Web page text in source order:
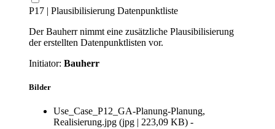
P17 | Plausibilisierung Datenpunktliste
Der Bauherr nimmt eine zusätzliche Plausibilisierung
der erstellten Datenpunktlisten vor.
Initiator: Bauherr
Bilder
Use_Case_P12_GA-Planung-Planung,
Realisierung.jpg (jpg | 223,09 KB) -